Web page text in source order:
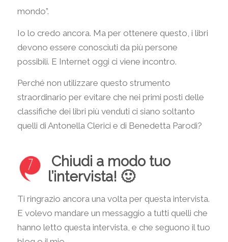
mondo”.
Io lo credo ancora. Ma per ottenere questo, i libri
devono essere conosciuti da più persone
possibili. E Internet oggi ci viene incontro.
Perché non utilizzare questo strumento
straordinario per evitare che nei primi posti delle
classifiche dei libri più venduti ci siano soltanto
quelli di Antonella Clerici e di Benedetta Parodi?
Chiudi a modo tuo
l’intervista! 🙂
Ti ringrazio ancora una volta per questa intervista.
E volevo mandare un messaggio a tutti quelli che
hanno letto questa intervista, e che seguono il tuo